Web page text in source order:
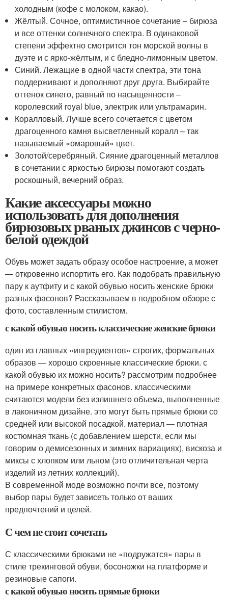
холодным (кофе с молоком, какао).
Жёлтый. Сочное, оптимистичное сочетание – бирюза
и все оттенки солнечного спектра. В одинаковой
степени эффектно смотрится тон морской волны в
дуэте и с ярко-жёлтым, и с бледно-лимонным цветом.
Синий. Лежащие в одной части спектра, эти тона
поддерживают и дополняют друг друга. Выбирайте
оттенок синего, равный по насыщенности –
королевский royal blue, электрик или ультрамарин.
Коралловый. Лучше всего сочетается с цветом
драгоценного камня высветленный коралл – так
называемый «омаровый» цвет.
Золотой/серебряный. Сияние драгоценный металлов
в сочетании с яркостью бирюзы помогают создать
роскошный, вечерний образ.
Какие аксессуары можно
использовать для дополнения
бирюзовых рваных джинсов с черно-
белой одеждой
Обувь может задать образу особое настроение, а может
— откровенно испортить его. Как подобрать правильную
пару к аутфиту и с какой обувью носить женские брюки
разных фасонов? Рассказываем в подробном обзоре с
фото, составленным стилистом.
с какой обувью носить классические женские брюки
один из главных «ингредиентов» строгих, формальных
образов — хорошо скроенные классические брюки. с
какой обувью их можно носить? рассмотрим подробнее
на примере конкретных фасонов. классическими
считаются модели без излишнего объема, выполненные
в лаконичном дизайне. это могут быть прямые брюки со
средней или высокой посадкой. материал — плотная
костюмная ткань (с добавлением шерсти, если мы
говорим о демисезонных и зимних вариациях), вискоза и
миксы с хлопком или льном (это отличительная черта
изделий из летних коллекций).
В современной моде возможно почти все, поэтому
выбор пары будет зависеть только от ваших
предпочтений и целей.
С чем не стоит сочетать
С классическими брюками не «подружатся» пары в
стиле трекинговой обуви, босоножки на платформе и
резиновые сапоги.
с какой обувью носить прямые брюки